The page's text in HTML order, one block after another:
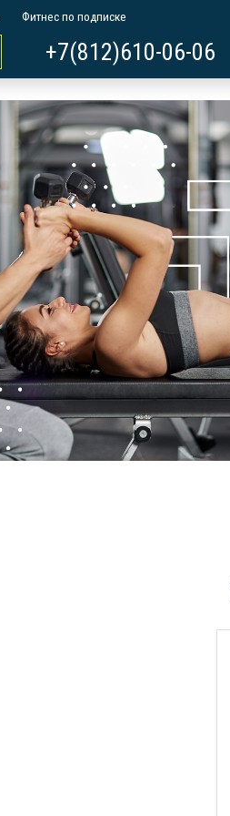
Фитнес по подписке
+7(812)610-06-06